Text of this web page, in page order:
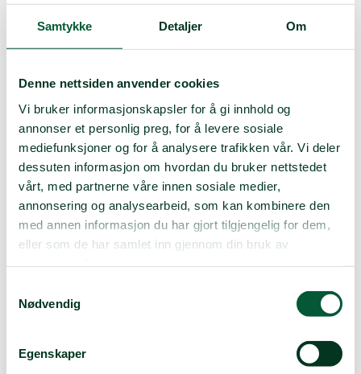
Samtykke Detaljer Om
Denne nettsiden anvender cookies
Vi bruker informasjonskapsler for å gi innhold og
annonser et personlig preg, for å levere sosiale
mediefunksjoner og for å analysere trafikken vår. Vi deler
dessuten informasjon om hvordan du bruker nettstedet
vårt, med partnerne våre innen sosiale medier,
annonsering og analysearbeid, som kan kombinere den
med annen informasjon du har gjort tilgjengelig for dem,
eller som de har samlet inn gjennom din bruk av
Nødvendig
Egenskaper